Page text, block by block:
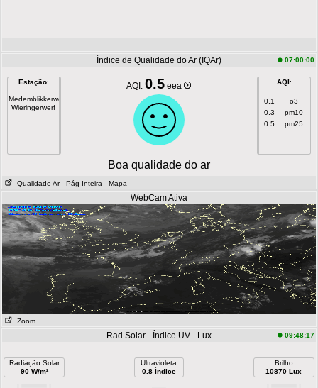
Índice de Qualidade do Ar (IQAr) 07:00:00
Estação:
Medemblikkerweg
Wieringerwerf
AQI:0.5 eea AQI:
0.1
o3
0.3
pm10
0.5
pm25
Boa qualidade do ar
Qualidade Ar - Pág Inteira - Mapa
WebCam Ativa
Zoom
Rad Solar - Índice UV - Lux 09:48:17
Radiação Solar
90 W/m²
Ultravioleta
0.8 Índice
Brilho
10870 Lux